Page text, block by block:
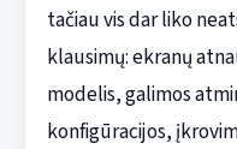
tačiau vis dar liko
klausimų: ekranų
modelis, galimos
konfigūracijos,